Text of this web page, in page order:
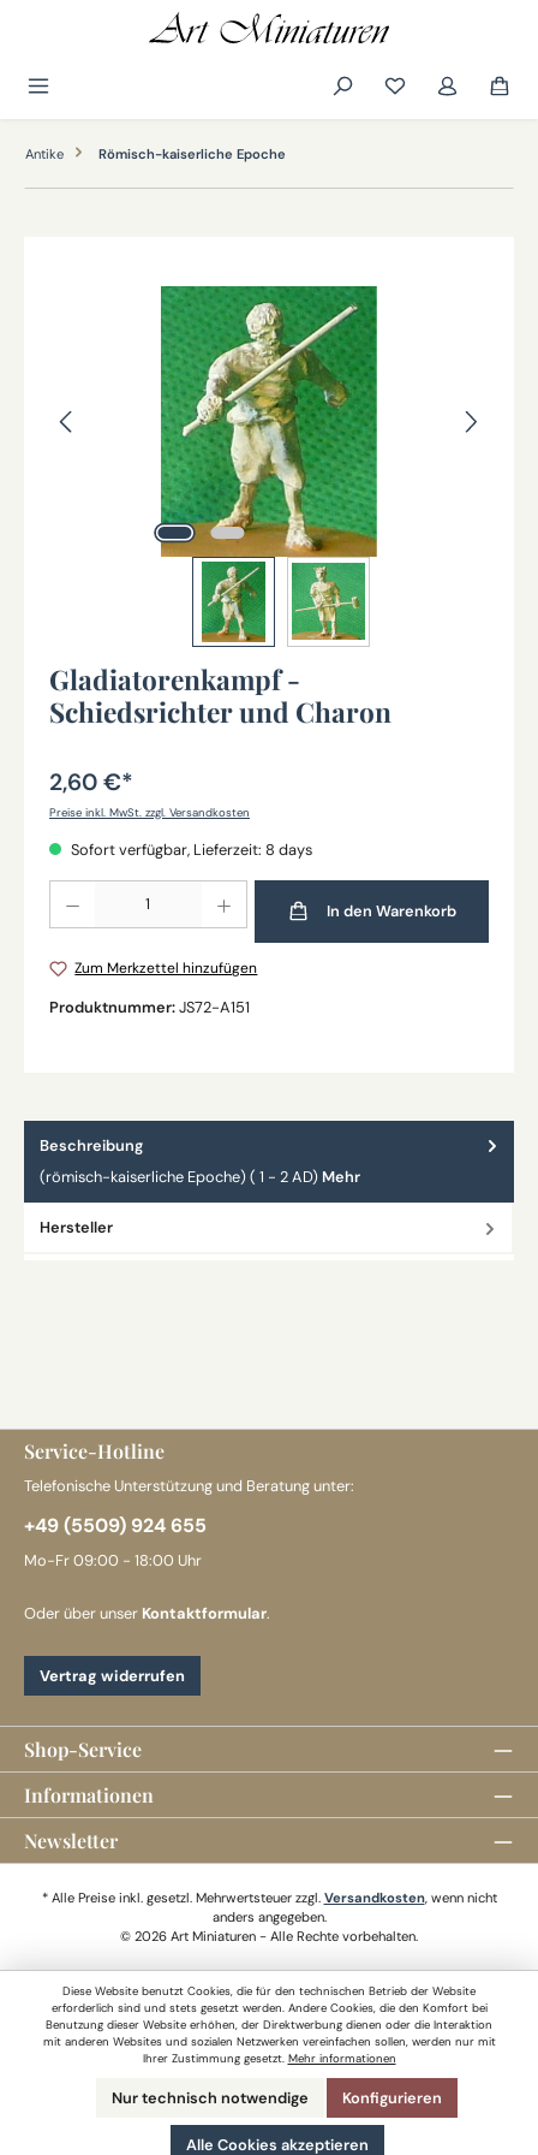
Antike Römisch-kaiserliche Epoche
Bildergalerie überspringen
Gladiatorenkampf -
Schiedsrichter und Charon
2,60 €*
Preise inkl. MwSt. zzgl. Versandkosten
Sofort verfügbar, Lieferzeit: 8 days
Produkt Anzahl: Gib den gewünschten Wert ein oder benutze die Schaltflächen um die
In den Warenkorb
Zum Merkzettel hinzufügen
Produktnummer:JS72-A151
Beschreibung
(römisch-kaiserliche Epoche) ( 1 - 2 AD) Mehr
Hersteller
Service-Hotline
Telefonische Unterstützung und Beratung unter:
+49 (5509) 924 655
Mo-Fr 09:00 - 18:00 Uhr
Oder über unser Kontaktformular.
Vertrag widerrufen
Shop-Service
Informationen
Newsletter
* Alle Preise inkl. gesetzl. Mehrwertsteuer zzgl. Versandkosten, wenn nicht
anders angegeben.
© 2026 Art Miniaturen - Alle Rechte vorbehalten.
Diese Website benutzt Cookies, die für den technischen Betrieb der Website
erforderlich sind und stets gesetzt werden. Andere Cookies, die den Komfort bei
Benutzung dieser Website erhöhen, der Direktwerbung dienen oder die Interaktion
mit anderen Websites und sozialen Netzwerken vereinfachen sollen, werden nur mit
Ihrer Zustimmung gesetzt. Mehr informationen
Nur technisch notwendige Konfigurieren
Alle Cookies akzeptieren